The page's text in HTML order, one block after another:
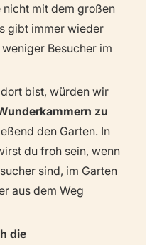
nicht mit dem großen
gibt immer wieder
Besucher im
dort bist, würden wir
zu
den Garten. In
du froh sein, wenn
sind, im Garten
aus dem Weg
die